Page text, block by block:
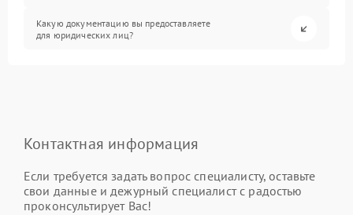
Какую документацию вы предоставляете
для юридических лиц?
Контактная информация
Если требуется задать вопрос специалисту, оставьте
свои данные и дежурный специалист с радостью
проконсультирует Вас!